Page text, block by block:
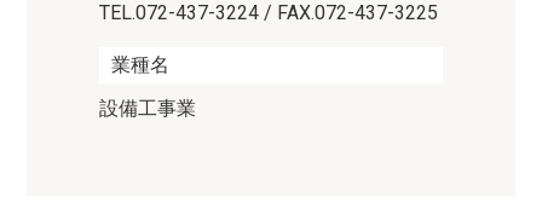
TEL.072-437-3224 / FAX.072-437-3225
業種名
設備工事業